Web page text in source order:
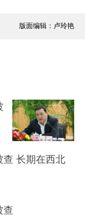
版面编辑：卢玲艳
查 长期在西北
查